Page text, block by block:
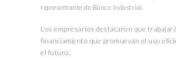
representante de Banco Industrial.
Los empresarios destacaron que
financiamiento que promuevan el uso
el futuro.